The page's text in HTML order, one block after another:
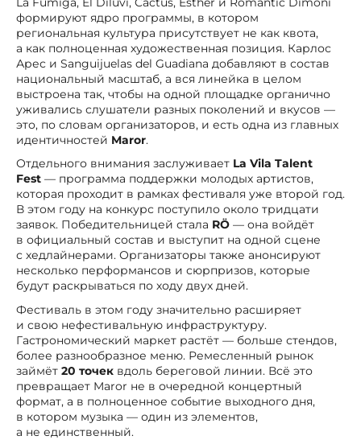
формируют ядро программы, в котором
региональная культура присутствует не как квота,
а как полноценная художественная позиция. Карлос
Арес и Sanguijuelas del Guadiana добавляют в состав
национальный масштаб, а вся линейка в целом
выстроена так, чтобы на одной площадке органично
уживались слушатели разных поколений и вкусов —
это, по словам организаторов, и есть одна из главных
идентичностей Maror.
Отдельного внимания заслуживает La Vila Talent
Fest — программа поддержки молодых артистов,
которая проходит в рамках фестиваля уже второй год.
В этом году на конкурс поступило около тридцати
заявок. Победительницей стала RÖ — она войдёт
в официальный состав и выступит на одной сцене
с хедлайнерами. Организаторы также анонсируют
несколько перформансов и сюрпризов, которые
будут раскрываться по ходу двух дней.
Фестиваль в этом году значительно расширяет
и свою нефестивальную инфраструктуру.
Гастрономический маркет растёт — больше стендов,
более разнообразное меню. Ремесленный рынок
займёт 20 точек вдоль береговой линии. Всё это
превращает Maror не в очередной концертный
формат, а в полноценное событие выходного дня,
в котором музыка — один из элементов,
а не единственный.